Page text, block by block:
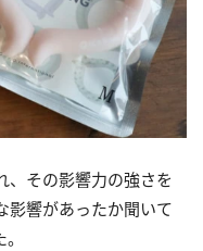
、その影響力の強さを
影響があったか聞いて